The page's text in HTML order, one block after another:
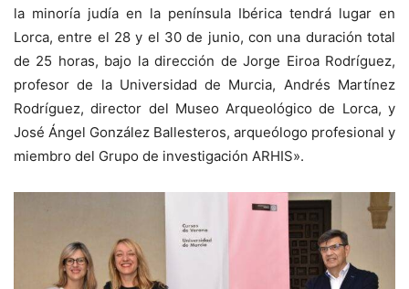
la minoría judía en la península Ibérica tendrá lugar en
Lorca, entre el 28 y el 30 de junio, con una duración total
de 25 horas, bajo la dirección de Jorge Eiroa Rodríguez,
profesor de la Universidad de Murcia, Andrés Martínez
Rodríguez, director del Museo Arqueológico de Lorca, y
José Ángel González Ballesteros, arqueólogo profesional y
miembro del Grupo de investigación ARHIS».